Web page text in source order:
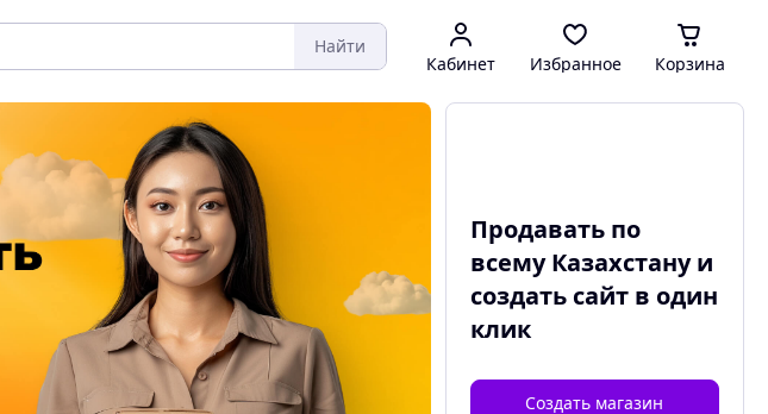
Найти
Кабинет Избранное Корзина
Продавать по
всему Казахстану и
создать сайтв один
клик
Создать магазин